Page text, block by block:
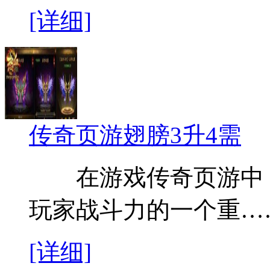
[详细]
传奇页游翅膀3升4需
在游戏传奇页游中
玩家战斗力的一个重
[详细]